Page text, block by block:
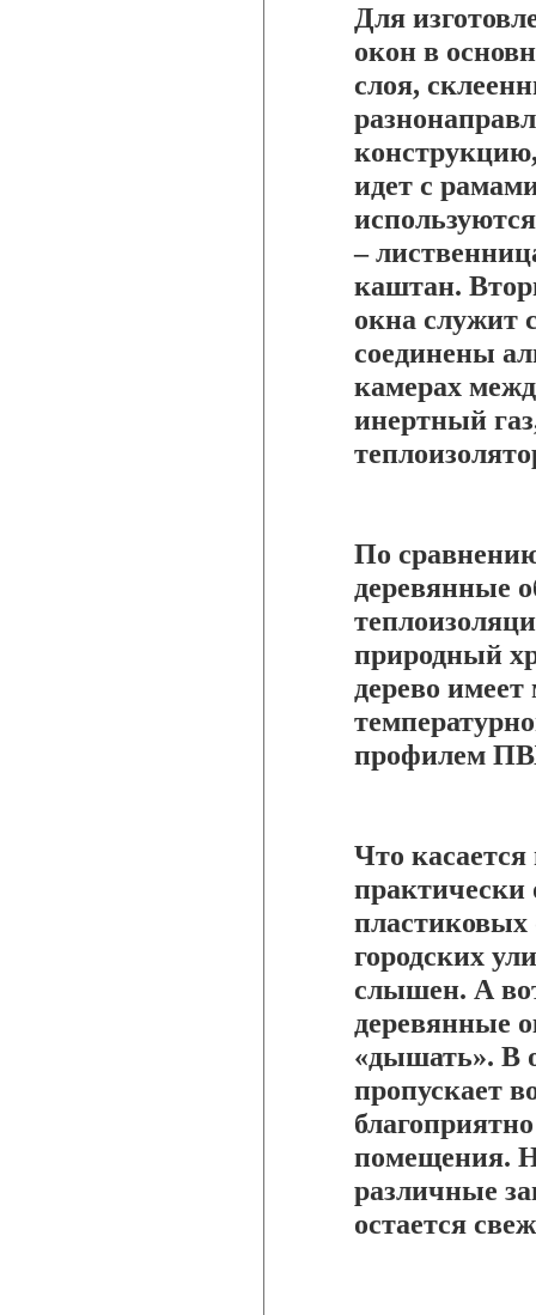
Для
окон в
слоя,
идет с
–
каштан.
окна служит
соединены
камерах
инертный
По
деревянные
природный
дерево
профилем
Что
практически
городских
слышен. А
деревянные
«дышать». В
пропускает
помещения.
различные
остается